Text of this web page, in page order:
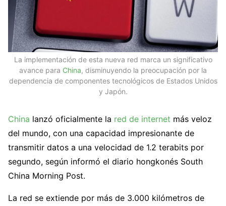
La implementación de esta nueva red marca un significativo
avance para China, disminuyendo la preocupación por la
dependencia de componentes tecnológicos de Estados Unidos
y Japón.
China lanzó oficialmente la red de internet más veloz
del mundo, con una capacidad impresionante de
transmitir datos a una velocidad de 1.2 terabits por
segundo, según informó el diario hongkonés South
China Morning Post.
La red se extiende por más de 3.000 kilómetros de